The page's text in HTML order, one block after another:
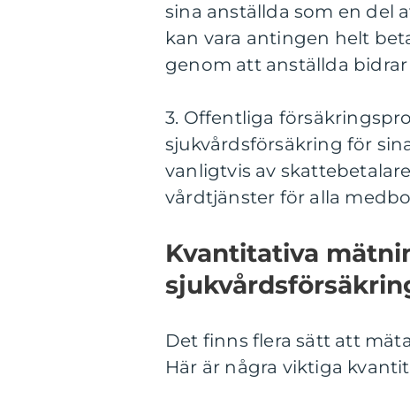
sina anställda som en del
kan vara antingen helt
genom att anställda
3. Offentliga
sjukvårdsförsäkring för
vanligtvis av
vårdtjänster för alla
Kvantitativa
Det finns flera sätt att
Här är några viktiga